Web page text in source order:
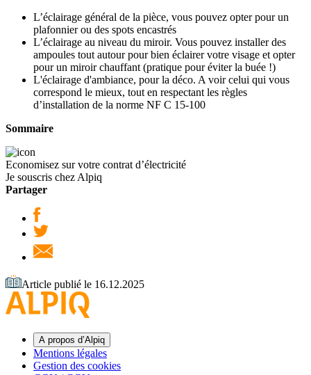
L’éclairage général de la pièce, vous pouvez opter pour un
plafonnier ou des spots encastrés
L’éclairage au niveau du miroir. Vous pouvez installer des
ampoules tout autour pour bien éclairer votre visage et opter
pour un miroir chauffant (pratique pour éviter la buée !)
L'éclairage d'ambiance, pour la déco. A voir celui qui vous
correspond le mieux, tout en respectant les règles
d’installation de la norme NF C 15-100
Sommaire
Economisez sur votre contrat d’électricité
Je souscris chez Alpiq
Partager
Article publié le 16.12.2025
A propos d’Alpiq
Mentions légales
Gestion des cookies